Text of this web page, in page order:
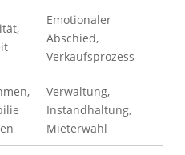
Emotionaler
Abschied,
Verkaufsprozess
Verwaltung,
Instandhaltung,
Mieterwahl